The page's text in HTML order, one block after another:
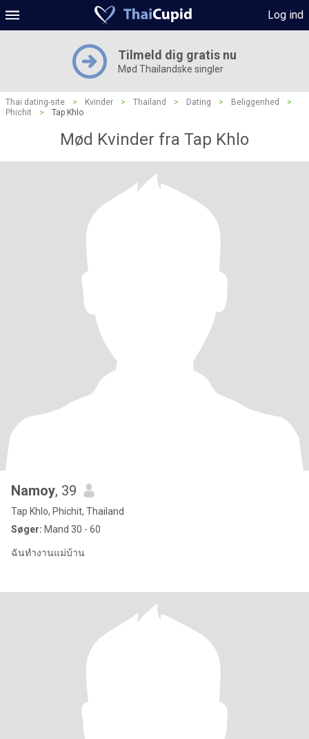
Log ind
Tilmeld dig gratis nu
Mød Thailandske singler
Thai dating-site > Kvinder > Thailand > Dating > Beliggenhed
>
Phichit
> Tap Khlo
Mød Kvinder fra Tap Khlo
Namoy, 39
Tap Khlo, Phichit, Thailand
Søger: Mand 30 - 60
ฉันทำงานแม่บ้าน